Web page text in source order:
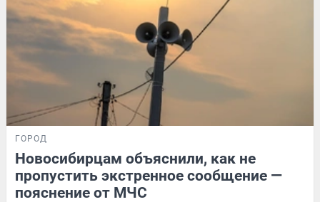
ГОРОД
Новосибирцам объяснили, как не
пропустить экстренное сообщение —
пояснение от МЧС